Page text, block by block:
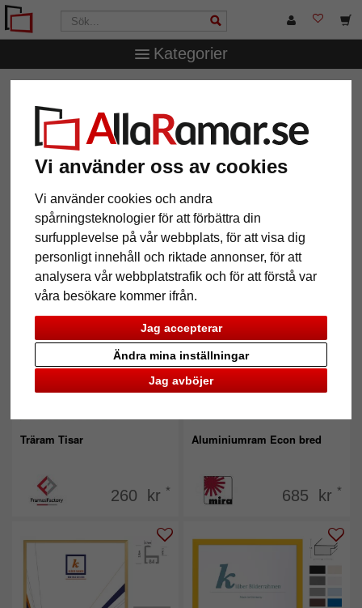
Vi använder oss av cookies
Vi använder cookies och andra
spårningsteknologier för att förbättra din
surfupplevelse på vår webbplats, för att visa dig
personligt innehåll och riktade annonser, för att
analysera vår webbplatstrafik och för att förstå var
våra besökare kommer ifrån.
Jag accepterar
Jag avböjer
Ändra mina inställningar
Kategorier
12 Artiklar Populärast
Grid
Träram Tisar
260 kr *
Aluminiumram Econ bred
685 kr *